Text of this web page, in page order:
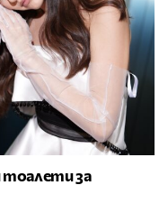
тоалети за